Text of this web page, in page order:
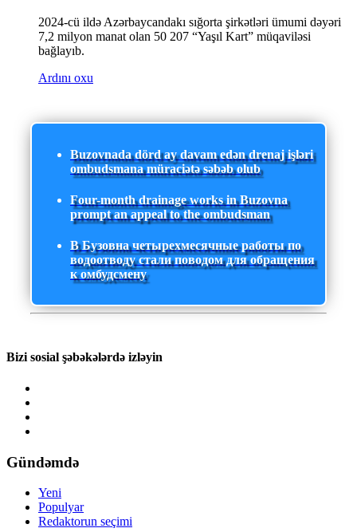
2024-cü ildə Azərbaycandakı sığorta şirkətləri ümumi dəyəri
7,2 milyon manat olan 50 207 “Yaşıl Kart” müqaviləsi
bağlayıb.
Ardını oxu
Buzovnada dörd ay davam edən drenaj işləri
ombudsmana müraciətə səbəb olub
Four-month drainage works in Buzovna
prompt an appeal to the ombudsman
В Бузовна четырехмесячные работы по
водоотводу стали поводом для обращения
к омбудсмену
Bizi sosial şəbəkələrdə izləyin
Gündəmdə
Yeni
Populyar
Redaktorun seçimi